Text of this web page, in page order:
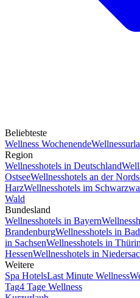
Beliebteste
Wellness Wochenende
Region
Wellnesshotels in Deutschland
OstseeWellnesshotels an der
HarzWellnesshotels im
Wald
Bundesland
Wellnesshotels in Bayern
BrandenburgWellnesshotels in
in SachsenWellnesshotels in
HessenWellnesshotels in
Weitere
Spa HotelsLast Minute Wellness
Tag4 Tage Wellness